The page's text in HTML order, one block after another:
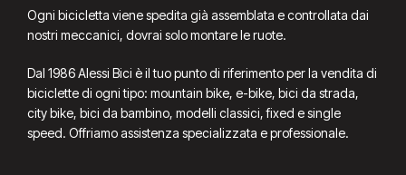
Ogni bicicletta viene spedita già assemblata e controllata dai
nostri meccanici, dovrai solo montare le ruote.
Dal 1986 Alessi Bici è il tuo punto di riferimento per la vendita di
biciclette di ogni tipo: mountain bike, e-bike, bici da strada,
city bike, bici da bambino, modelli classici, fixed e single
speed. Offriamo assistenza specializzata e professionale.